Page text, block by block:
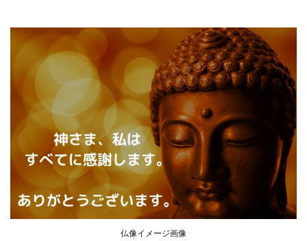
仏像イメージ画像